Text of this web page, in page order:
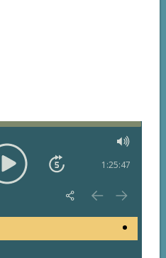
1:25:47